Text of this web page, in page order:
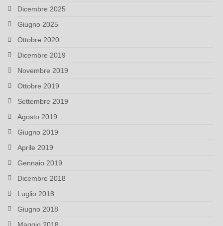
Dicembre 2025
Giugno 2025
Ottobre 2020
Dicembre 2019
Novembre 2019
Ottobre 2019
Settembre 2019
Agosto 2019
Giugno 2019
Aprile 2019
Gennaio 2019
Dicembre 2018
Luglio 2018
Giugno 2018